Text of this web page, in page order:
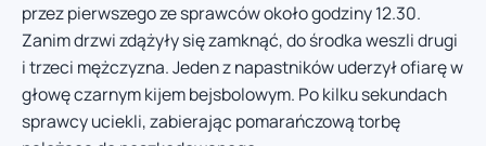
przez pierwszego ze sprawców około godziny 12.30.
Zanim drzwi zdążyły się zamknąć, do środka weszli drugi
i trzeci mężczyzna. Jeden z napastników uderzył ofiarę w
głowę czarnym kijem bejsbolowym. Po kilku sekundach
sprawcy uciekli, zabierając pomarańczową torbę